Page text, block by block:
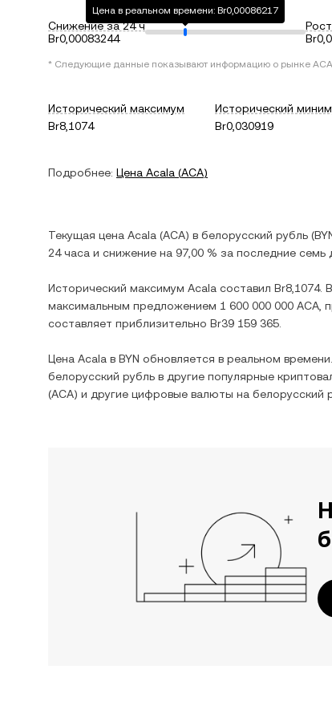
Снижение за 24 ч
Br0,00083244
Цена в реальном времени: Br0,00086217
* Следующие данные показывают информацию о рынке ACA
Исторический максимум
Br8,1074
Исторический
Br0,030919
Подробнее: Цена Acala (ACA)
Текущая цена Acala (ACA) в белорусский рубль (
24 часа и снижение на 97,00 % за последние семь
Исторический максимум Acala составил Br8,1074.
максимальным предложением 1 600 000 000 ACA ,
составляет приблизительно Br39 159 365
Цена Acala в BYN обновляется в реальном
белорусский рубль в другие популярные
(ACA) и другие цифровые валюты на белорусский